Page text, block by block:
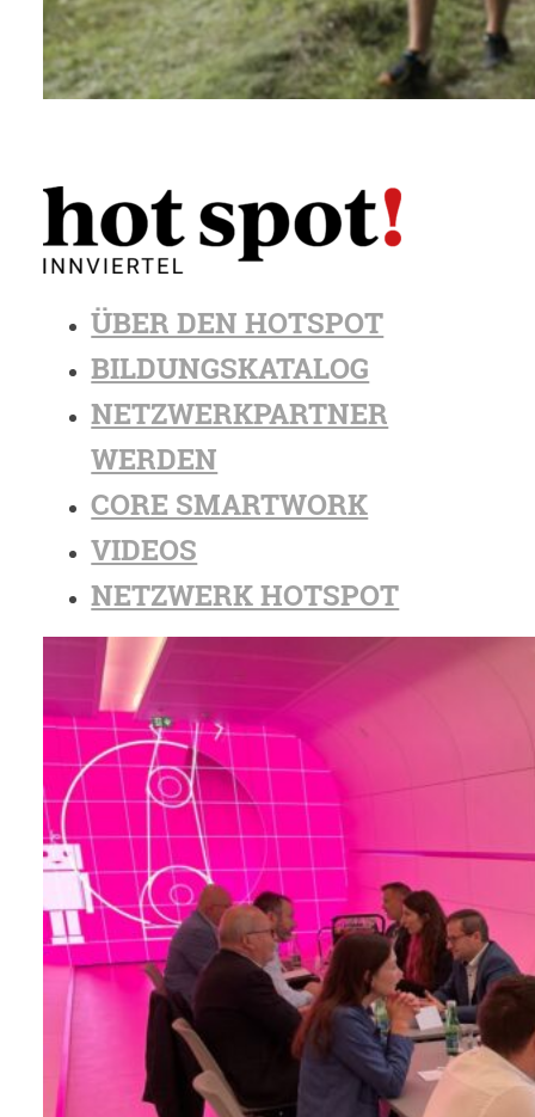
ÜBER DEN HOTSPOT
BILDUNGSKATALOG
NETZWERKPARTNER
WERDEN
CORE SMARTWORK
VIDEOS
NETZWERK HOTSPOT